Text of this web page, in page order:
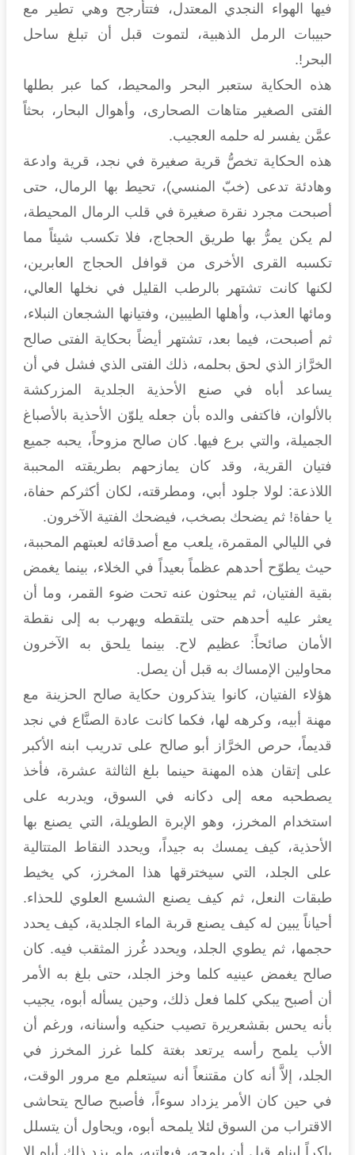
فيها الهواء النجدي المعتدل، فتتأرجح وهي تطير مع
حبيبات الرمل الذهبية، لتموت قبل أن تبلغ ساحل
البحر!.
هذه الحكاية ستعبر البحر والمحيط، كما عبر بطلها
الفتى الصغير متاهات الصحارى، وأهوال البحار، بحثاً
عمَّن يفسر له حلمه العجيب.
هذه الحكاية تخصُّ قرية صغيرة في نجد، قرية وادعة
وهادئة تدعى (خبّ المنسي)، تحيط بها الرمال، حتى
أصبحت مجرد نقرة صغيرة في قلب الرمال المحيطة،
لم يكن يمرُّ بها طريق الحجاج، فلا تكسب شيئاً مما
تكسبه القرى الأخرى من قوافل الحجاج العابرين،
لكنها كانت تشتهر بالرطب القليل في نخلها العالي،
ومائها العذب، وأهلها الطيبين، وفتيانها الشجعان النبلاء،
ثم أصبحت، فيما بعد، تشتهر أيضاً بحكاية الفتى صالح
الخرَّاز الذي لحق بحلمه، ذلك الفتى الذي فشل في أن
يساعد أباه في صنع الأحذية الجلدية المزركشة
بالألوان، فاكتفى والده بأن جعله يلوّن الأحذية بالأصباغ
الجميلة، والتي برع فيها. كان صالح مزوحاً، يحبه جميع
فتيان القرية، وقد كان يمازحهم بطريقته المحببة
اللاذعة: لولا جلود أبي، ومطرقته، لكان أكثركم حفاة،
يا حفاة! ثم يضحك بصخب، فيضحك الفتية الآخرون.
في الليالي المقمرة، يلعب مع أصدقائه لعبتهم المحببة،
حيث يطوّح أحدهم عظماً بعيداً في الخلاء، بينما يغمض
بقية الفتيان، ثم يبحثون عنه تحت ضوء القمر، وما أن
يعثر عليه أحدهم حتى يلتقطه ويهرب به إلى نقطة
الأمان صائحاً: عظيم لاح. بينما يلحق به الآخرون
محاولين الإمساك به قبل أن يصل.
هؤلاء الفتيان، كانوا يتذكرون حكاية صالح الحزينة مع
مهنة أبيه، وكرهه لها، فكما كانت عادة الصنَّاع في نجد
قديماً، حرص الخرَّاز أبو صالح على تدريب ابنه الأكبر
على إتقان هذه المهنة حينما بلغ الثالثة عشرة، فأخذ
يصطحبه معه إلى دكانه في السوق، ويدربه على
استخدام المخرز، وهو الإبرة الطويلة، التي يصنع بها
الأحذية، كيف يمسك به جيداً، ويحدد النقاط المتتالية
على الجلد، التي سيخترقها هذا المخرز، كي يخيط
طبقات النعل، ثم كيف يصنع الشسع العلوي للحذاء.
أحياناً يبين له كيف يصنع قربة الماء الجلدية، كيف يحدد
حجمها، ثم يطوي الجلد، ويحدد غُرز المثقب فيه. كان
صالح يغمض عينيه كلما وخز الجلد، حتى بلغ به الأمر
أن أصبح يبكي كلما فعل ذلك، وحين يسأله أبوه، يجيب
بأنه يحس بقشعريرة تصيب حنكيه وأسنانه، ورغم أن
الأب يلمح رأسه يرتعد بغتة كلما غرز المخرز في
الجلد، إلاَّ أنه كان مقتنعاً أنه سيتعلم مع مرور الوقت،
في حين كان الأمر يزداد سوءاً، فأصبح صالح يتحاشى
الاقتراب من السوق لئلا يلمحه أبوه، ويحاول أن يتسلل